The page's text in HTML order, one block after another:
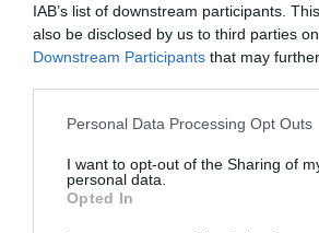
IAB’s list of downstream participants.
also be disclosed by us to third parties
Downstream Participants that may
Personal Data Processing Opt Outs
I want to opt-out of the Sharing of
personal data.
Opted In
κεραμίδια. Αρχίδια».
Με το πλοίο να συνεχίζει να
από τα οπίσθια της Rihanna όταν
περάσαμε την Πάτμο και τη Σύρο και